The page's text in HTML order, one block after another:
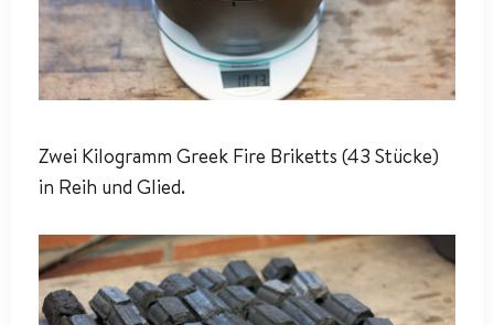
Zwei Kilogramm Greek Fire Briketts (43 Stücke)
in Reih und Glied.